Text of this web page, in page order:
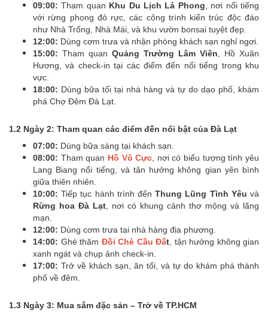
09:00: Tham quan Khu Du Lịch Lá Phong , nơi nổi tiếng
với rừng phong đỏ rực, các công trình kiến trúc độc đáo
như Nhà Trống, Nhà Mái, và khu vườn bonsai tuyệt đẹp.
12:00: Dùng cơm trưa và nhận phòng khách sạn nghỉ ngơi.
15:00: Tham quan Quảng Trường Lâm Viên , Hồ Xuân
Hương, và check-in tại các điểm đến nổi tiếng trong khu
vực.
18:00: Dùng bữa tối tại nhà hàng và tự do dạo phố, khám
phá Chợ Đêm Đà Lạt.
1.2 Ngày 2: Tham quan các điểm đến nổi bật của Đà Lạt
07:00: Dùng bữa sáng tại khách sạn.
08:00: Tham quan Hồ Vô Cực , nơi có biểu tượng tình yêu
Lang Biang nổi tiếng, và tận hưởng không gian yên bình
giữa thiên nhiên.
10:00: Tiếp tục hành trình đếnThung Lũng Tình Yêu và
Rừng hoa Đà Lạt , nơi có khung cảnh thơ mộng và lãng
mạn.
12:00: Dùng cơm trưa tại nhà hàng địa phương.
14:00: Ghé thăm Đồi Chè Cầu Đất , tận hưởng không gian
xanh ngát và chụp ảnh check-in.
17:00: Trở về khách sạn, ăn tối, và tự do khám phá thành
phố về đêm.
1.3 Ngày 3: Mua sắm đặc sản – Trở về TP.HCM